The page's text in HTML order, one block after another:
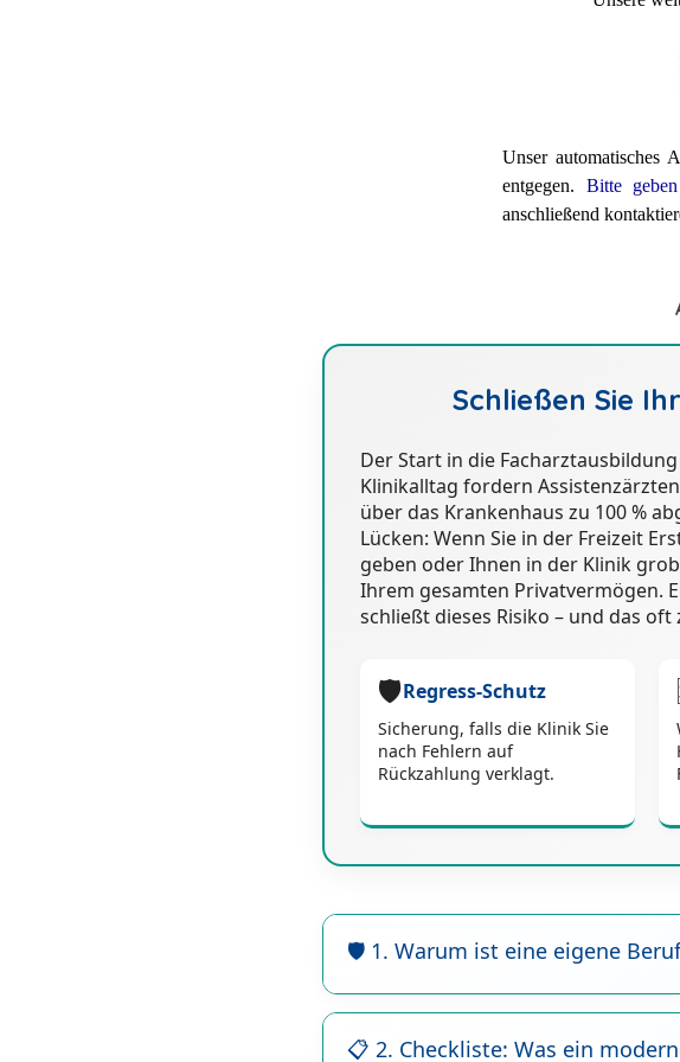
Unser automatisches
entgegen. Bitte
anschließend
Schließen Sie
Der Start in die
Klinikalltag fordern
über das Krankenhaus zu 100 %
Lücken: Wenn Sie in der Freizeit
geben oder Ihnen in der Klinik
Ihrem gesamten Privatvermögen.
schließt dieses Risiko – und das
🛡️Regress-Schutz
Sicherung, falls die Klinik Sie
nach Fehlern auf
Rückzahlung verklagt.
🛡️ 1. Warum ist eine eigene
⚖️ Das Risiko der groben
📋 2. Checkliste: Was ein